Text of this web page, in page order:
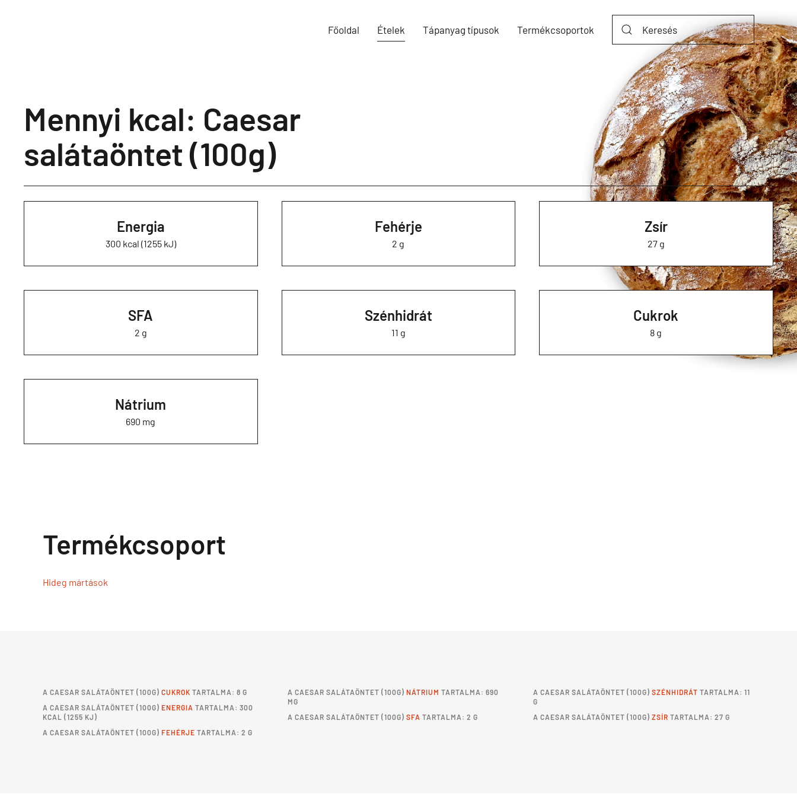
Főoldal Ételek Tápanyag típusok Termékcsoportok
Mennyi kcal: Caesar
salátaöntet (100g)
Energia
300 kcal (1255 kJ)
Fehérje
2 g
Zsír
27 g
SFA
2 g
Szénhidrát
11 g
Cukrok
8 g
Nátrium
690 mg
Termékcsoport
Hideg mártások
A CAESAR SALÁTAÖNTET (100G) CUKROK TARTALMA: 8 G
A CAESAR SALÁTAÖNTET (100G) ENERGIA TARTALMA: 300
KCAL (1255 KJ)
A CAESAR SALÁTAÖNTET (100G) FEHÉRJE TARTALMA: 2 G
ACAESAR SALÁTAÖNTET (100G)NÁTRIUM TARTALMA: 690
MG
ACAESAR SALÁTAÖNTET (100G)SFA TARTALMA: 2 G
A CAESAR SALÁTAÖNTET (100G) SZÉNHIDRÁT TARTALMA: 11
G
A CAESAR SALÁTAÖNTET (100G) ZSÍR TARTALMA: 27 G